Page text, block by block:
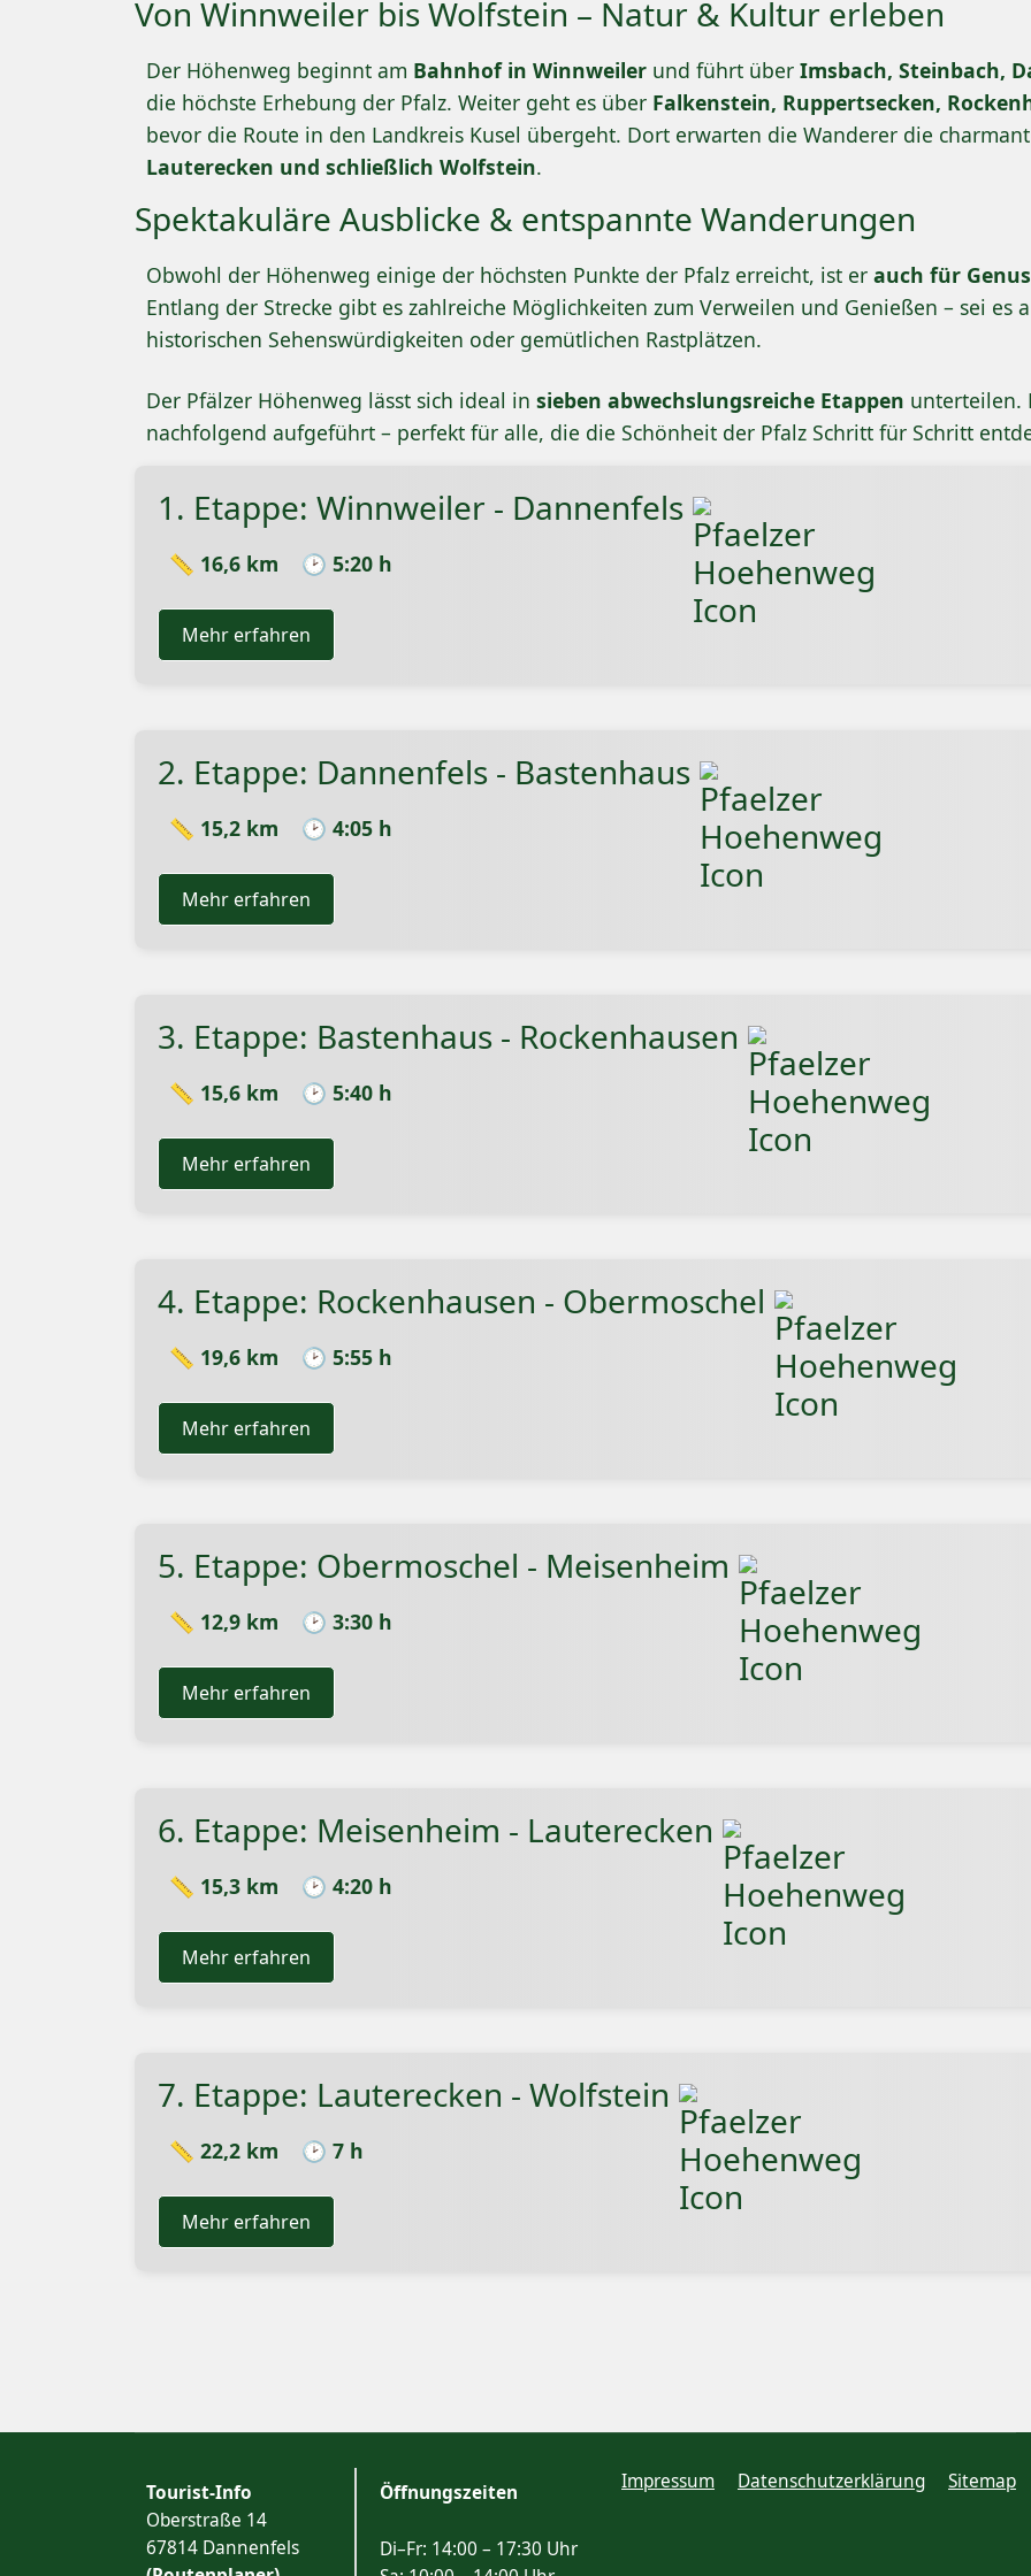
Von Winnweiler bis Wolfstein – Natur & Kultur erleben
Der Höhenweg beginnt am Bahnhof in Winnweiler und führt über Imsbach, Steinbach,
die höchste Erhebung der Pfalz. Weiter geht es über Falkenstein, Ruppertsecken,
bevor die Route in den Landkreis Kusel übergeht. Dort erwarten die Wanderer die
Lauterecken und schließlich Wolfstein.
Spektakuläre Ausblicke & entspannte Wanderungen
Obwohl der Höhenweg einige der höchsten Punkte der Pfalz erreicht, ist er auch für
Entlang der Strecke gibt es zahlreiche Möglichkeiten zum Verweilen und Genießen – sei es
historischen Sehenswürdigkeiten oder gemütlichen Rastplätzen.
Der Pfälzer Höhenweg lässt sich ideal in sieben abwechslungsreiche Etappen unterteilen.
nachfolgend aufgeführt – perfekt für alle, die die Schönheit der Pfalz Schritt für Schritt
1. Etappe: Winnweiler - Dannenfels
📏 16,6 km 🕑 5:20 h
Mehr erfahren
2. Etappe: Dannenfels - Bastenhaus
📏 15,2 km 🕑 4:05 h
Mehr erfahren
3. Etappe: Bastenhaus - Rockenhausen
📏 15,6 km 🕑 5:40 h
Mehr erfahren
4. Etappe: Rockenhausen - Obermoschel
📏 19,6 km 🕑 5:55 h
Mehr erfahren
5. Etappe: Obermoschel - Meisenheim
📏 12,9 km 🕑 3:30 h
Mehr erfahren
6. Etappe: Meisenheim - Lauterecken
📏 15,3 km 🕑 4:20 h
Mehr erfahren
7. Etappe: Lauterecken - Wolfstein
📏 22,2 km 🕑 7 h
Mehr erfahren
Tourist-Info
Oberstraße 14
67814 Dannenfels
Öffnungszeiten
Di–Fr: 14:00 – 17:30 Uhr
Impressum Datenschutzerklärung Sitemap